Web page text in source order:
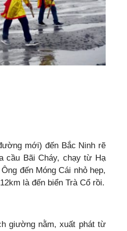
mới) đến Bắc Ninh rẽ
cầu Bãi Cháy, chạy từ Hạ
đến Móng Cái nhỏ hẹp,
là đến biển Trà Cổ rồi.
giường nằm, xuất phát từ